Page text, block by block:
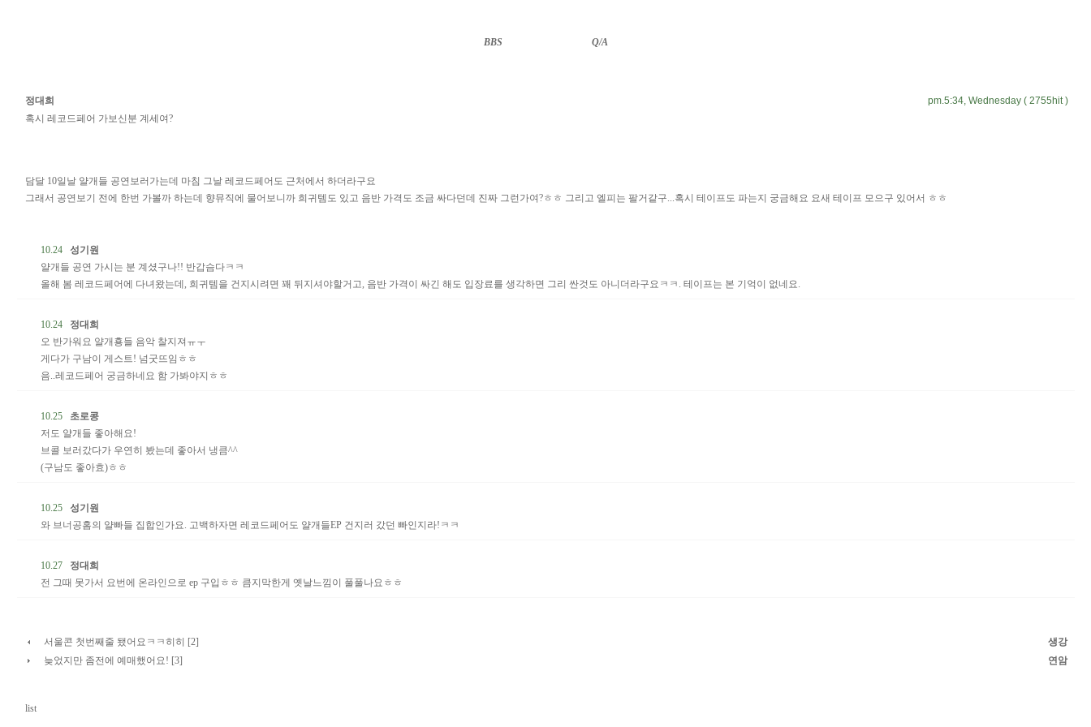
BBS Q/A
정대희
pm.5:34, Wednesday ( 2755hit )
혹시 레코드페어 가보신분 계세여?
담달 10일날 얄개들 공연보러가는데 마침 그날 레코드페어도 근처에서 하더라구요
그래서 공연보기 전에 한번 가볼까 하는데 향뮤직에 물어보니까 희귀템도 있고 음반 가격도 조금 싸다던데 진짜 그런가여?ㅎㅎ 그리고 엘피는 팔거같구...혹시 테이프도 파는지 궁금해요 요새 테이프 모으구 있어서 ㅎㅎ
10.24
성기원
얄개들 공연 가시는 분 계셨구나!! 반갑슴다ㅋㅋ
올해 봄 레코드페어에 다녀왔는데, 희귀템을 건지시려면 꽤 뒤지셔야할거고, 음반 가격이 싸긴 해도 입장료를 생각하면 그리 싼것도 아니더라구요ㅋㅋ. 테이프는 본 기억이 없네요.
10.24
정대희
오 반가워요 얄개횽들 음악 찰지져ㅠㅜ
게다가 구남이 게스트! 넘굿뜨임ㅎㅎ
음..레코드페어 궁금하네요 함 가봐야지ㅎㅎ
10.25
초로콩
저도 얄개들 좋아해요!
브콜 보러갔다가 우연히 봤는데 좋아서 냉큼^^
(구남도 좋아효)ㅎㅎ
10.25
성기원
와 브너공홈의 얄빠들 집합인가요. 고백하자면 레코드페어도 얄개들EP 건지러 갔던 빠인지라!ㅋㅋ
10.27
정대희
전 그때 못가서 요번에 온라인으로 ep 구입ㅎㅎ 큼지막한게 옛날느낌이 풀풀나요ㅎㅎ
서울콘 첫번째줄 됐어요ㅋㅋ히히 [2]
생강
늦었지만 좀전에 예매했어요! [3]
연암
list